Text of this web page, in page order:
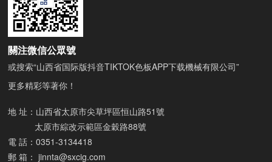
關注微信公眾號
或搜索“山西省国际版抖音TIKTOK色板APP下载機械有限公司”
更多精彩等著你！
地 址：山西省太原市尖草坪區恒山路51號
太原市綜改示範區金穀路88號
電 話：0351-3134418
郵 箱：jinnta@sxcig.com